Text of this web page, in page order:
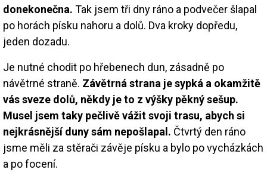
donekonečna. Tak jsem tři dny ráno a podvečer šlapal
po horách písku nahoru a dolů. Dva kroky dopředu,
jeden dozadu.
Je nutné chodit po hřebenech dun, zásadně po
návětrné straně. Závětrná strana je sypká a okamžitě
vás sveze dolů, někdy je to z výšky pěkný sešup.
Musel jsem taky pečlivě vážit svoji trasu, abych si
nejkrásnější duny sám nepošlapal. Čtvrtý den ráno
jsme měli za stěrači závěje písku a bylo po vycházkách
a po focení.